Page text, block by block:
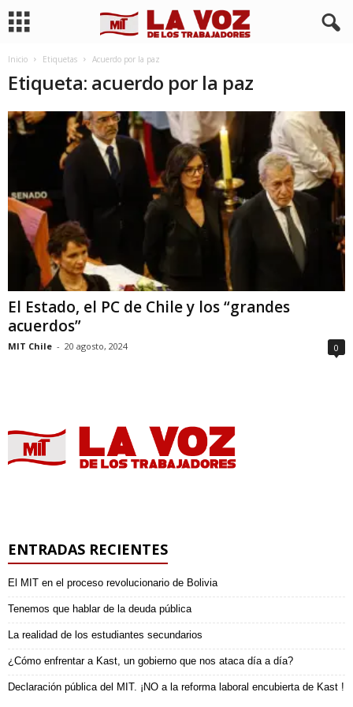
Inicio Etiquetas Acuerdo por la paz
Etiqueta: acuerdo por la paz
El Estado, el PC de Chile y los “grandes
acuerdos”
MIT Chile - 20 agosto, 2024 0
ENTRADAS RECIENTES
El MIT en el proceso revolucionario de Bolivia
Tenemos que hablar de la deuda pública
La realidad de los estudiantes secundarios
¿Cómo enfrentar a Kast, un gobierno que nos ataca día a día?
Declaración pública del MIT. ¡NO a la reforma laboral encubierta de Kast !